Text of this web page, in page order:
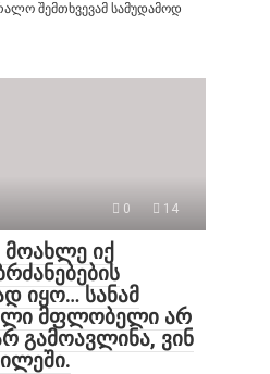
შემთხვევამ სამუდამოდ
0 14
მოახლე იქ
იყო… სანამ
მფლობელი არ
გამოავლინა, ვინ